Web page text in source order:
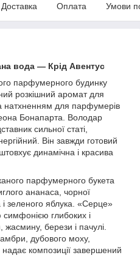
Доставка Оплата Умови
вода ― Крід Авентус
парфумерного будинку
розкішний аромат для
натхненням для парфумерів
Бонапарта. Володар
сильної статі,
Він завжди готовий
динамічна і красива
парфумерного букета
ананаса, чорної
зеленого яблука. «Серце»
глибоких і
берези і пачулі.
амбри, дубового моху,
композиції завершений